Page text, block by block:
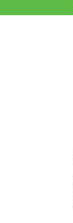
to